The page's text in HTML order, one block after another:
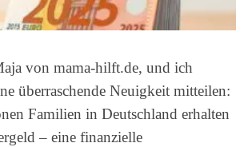
von mama-hilft.de, und ich
überraschende Neuigkeit mitteilen:
Familien in Deutschland erhalten
– eine finanzielle